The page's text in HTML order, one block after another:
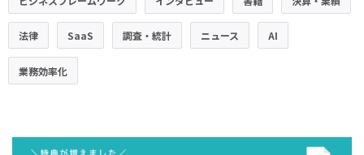
法律 SaaS 調査・統計 ニュース AI
業務効率化